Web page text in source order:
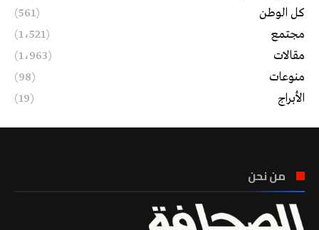
كل الوطن
(561)
مجتمع
(1٬521)
مقالات
(1٬963)
منوعات
(98)
الأبراج
(19)
من نحن